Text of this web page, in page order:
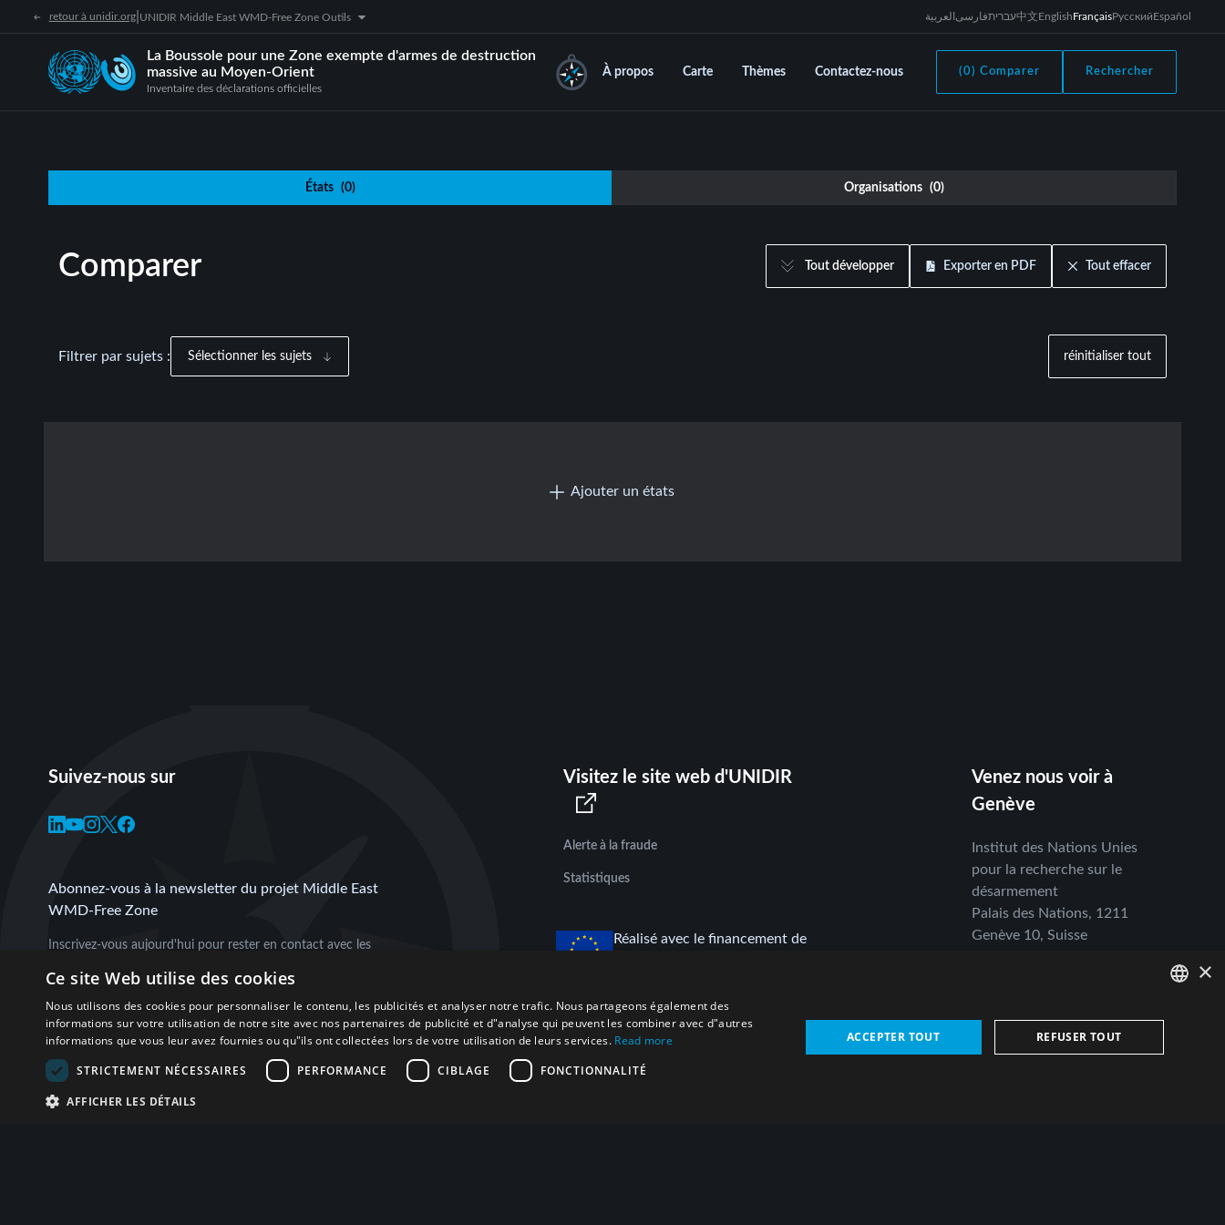
retour à unidir.org| UNIDIR Middle East WMD-Free Zone Outils العربية فارسیעברית中文EnglishFrançaisРусскийEspañol
La Boussole pour une Zone exempte d'armes de destruction
massive au Moyen-Orient
Inventaire des déclarations officielles
À propos Carte Thèmes Contactez-nous (0) Comparer Rechercher
États (0) Organisations (0)
Comparer Tout développer Exporter en PDF Tout effacer
Filtrer par sujets : Sélectionner les sujets réinitialiser tout
Ajouter un états
Suivez-nous sur
Abonnez-vous à la newsletter du projet Middle East
WMD-Free Zone
Inscrivez-vous aujourd'hui pour rester en contact avec les
les projets.
S'abonner
Visitez le site web d'UNIDIR
Alerte à la fraude
Statistiques
Réalisé avec le financement de
Venez nous voir à
Genève
Institut des Nations Unies
pour la recherche sur le
désarmement
Palais des Nations, 1211
Genève 10, Suisse
+41 (0)22 917 11 41
ENGLISH
ARABIC
×
Ce site Web utilise des cookies
Nous utilisons des cookies pour personnaliser le contenu, les publicités et analyser notre trafic. Nous partageons également des
informations sur votre utilisation de notre site avec nos partenaires de publicité et d"analyse qui peuvent les combiner avec d"autres
informations que vous leur avez fournies ou qu"ils ont collectées lors de votre utilisation de leurs services. Read more
STRICTEMENT NÉCESSAIRES
PERFORMANCE CIBLAGE FONCTIONNALITÉ
AFFICHER LES DÉTAILS
ACCEPTER TOUT REFUSER TOUT